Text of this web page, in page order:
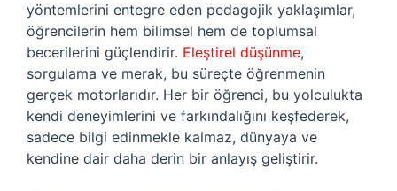
yöntemlerini entegre eden pedagojik yaklaşımlar,
öğrencilerin hem bilimsel hem de toplumsal
becerilerini güçlendirir. Eleştirel düşünme,
sorgulama ve merak, bu süreçte öğrenmenin
gerçek motorlarıdır. Her bir öğrenci, bu yolculukta
kendi deneyimlerini ve farkındalığını keşfederek,
sadece bilgi edinmekle kalmaz, dünyaya ve
kendine dair daha derin bir anlayış geliştirir.